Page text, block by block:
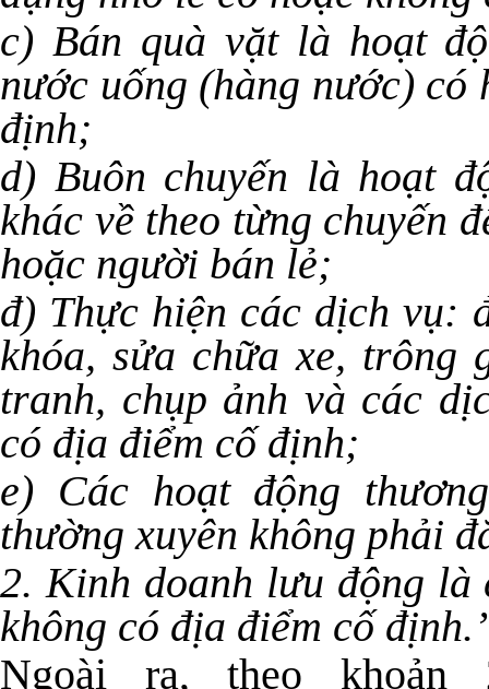
c) Bán quà vặt là hoạt
nước uống (hàng nước) có
định;
d) Buôn chuyến là hoạt
khác về theo từng chuyến
hoặc người bán lẻ;
đ) Thực hiện các dịch vụ:
khóa, sửa chữa xe, trông
tranh, chụp ảnh và các
có địa điểm cố định;
e) Các hoạt động
thường xuyên không phải
2. Kinh doanh lưu động là
không có địa điểm cố
Ngoài ra, theo